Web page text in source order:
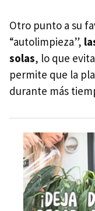
Otro punto a su
“autolimpieza”,
solas, lo que
permite que la
durante más